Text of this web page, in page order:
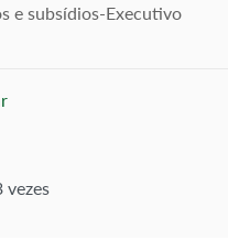
e subsídios-Executivo
vezes